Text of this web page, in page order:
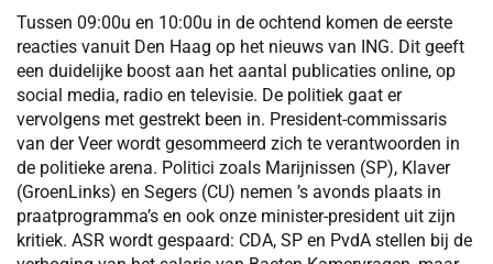
Tussen 09:00u en 10:00u in de ochtend komen de eerste
reacties vanuit Den Haag op het nieuws van ING. Dit geeft
een duidelijke boost aan het aantal publicaties online, op
social media, radio en televisie. De politiek gaat er
vervolgens met gestrekt been in. President-commissaris
van der Veer wordt gesommeerd zich te verantwoorden in
de politieke arena. Politici zoals Marijnissen (SP), Klaver
(GroenLinks) en Segers (CU) nemen ’s avonds plaats in
praatprogramma’s en ook onze minister-president uit zijn
kritiek. ASR wordt gespaard: CDA, SP en PvdA stellen bij de